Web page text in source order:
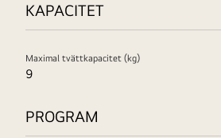
KAPACITET
Maximal tvättkapacitet (kg)
9
PROGRAM